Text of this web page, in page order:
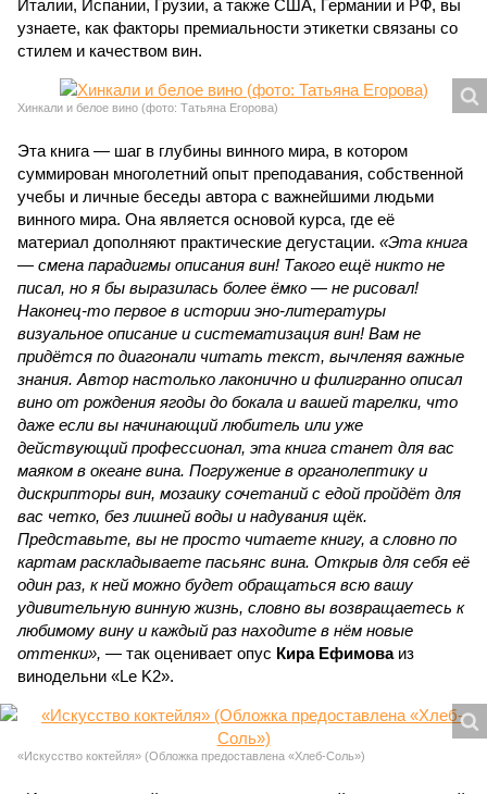
Италии, Испании, Грузии, а также США, Германии и РФ, вы
узнаете, как факторы премиальности этикетки связаны со
стилем и качеством вин.
Хинкали и белое вино (фото: Татьяна Егорова)
Эта книга — шаг в глубины винного мира, в котором
суммирован многолетний опыт преподавания, собственной
учебы и личные беседы автора с важнейшими людьми
винного мира. Она является основой курса, где её
материал дополняют практические дегустации. «Эта книга
— смена парадигмы описания вин! Такого ещё никто не
писал, но я бы выразилась более ёмко — не рисовал!
Наконец-то первое в истории эно-литературы
визуальное описание и систематизация вин! Вам не
придётся по диагонали читать текст, вычленяя важные
знания. Автор настолько лаконично и филигранно описал
вино от рождения ягоды до бокала и вашей тарелки, что
даже если вы начинающий любитель или уже
действующий профессионал, эта книга станет для вас
маяком в океане вина. Погружение в органолептику и
дискрипторы вин, мозаику сочетаний с едой пройдёт для
вас четко, без лишней воды и надувания щёк.
Представьте, вы не просто читаете книгу, а словно по
картам раскладываете пасьянс вина. Открыв для себя её
один раз, к ней можно будет обращаться всю вашу
удивительную винную жизнь, словно вы возвращаетесь к
любимому вину и каждый раз находите в нём новые
оттенки», — так оценивает опус Кира Ефимоваиз
винодельни «Le K2».
«Искусство коктейля» (Обложка предоставлена «Хлеб-Соль»)